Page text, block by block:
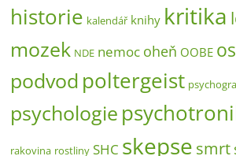
historie kalendář knihy kritika
mozek NDE nemoc oheň OOBE
podvod poltergeist
psychologie
rakovina rostliny SHC skepse smrt